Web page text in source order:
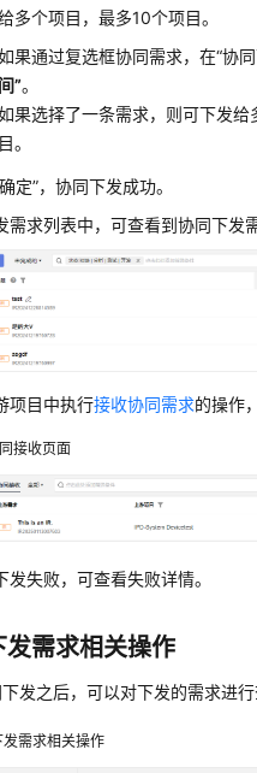
多个项目，最多10个项目。
果通过复选框协同需求，在“协
间”。
果选择了一条需求，则可下发
目。
定”，协同下发成功。
需求列表中，可查看到协同下发
项目中执行接收协同需求的操作
接收页面
发失败，可查看失败详情。
发需求相关操作
发之后，可以对下发的需求进
发需求相关操作